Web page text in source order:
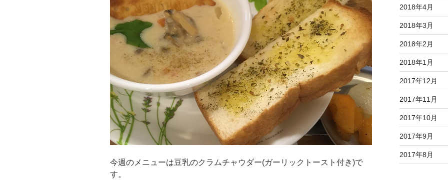
今週のメニューは豆乳のクラムチャウダー(ガーリックトースト付き)で
す。
2018年4月
2018年3月
2018年2月
2018年1月
2017年12月
2017年11月
2017年10月
2017年9月
2017年8月